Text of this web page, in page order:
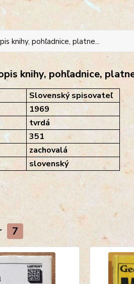
knihy, pohľadnice, platne...
knihy, pohľadnice,
Slovenský spisovateľ
1969
tvrdá
351
zachovalá
slovenský
7